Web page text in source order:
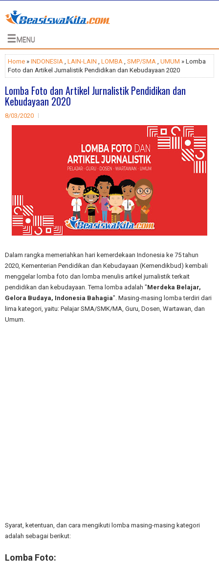
☰ MENU
Home » INDONESIA , LAIN-LAIN , LOMBA , SMP/SMA , UMUM » Lomba
Foto dan Artikel Jurnalistik Pendidikan dan Kebudayaan 2020
Lomba Foto dan Artikel Jurnalistik Pendidikan dan
Kebudayaan 2020
8/03/2020
Dalam rangka memeriahkan hari kemerdekaan Indonesia ke 75 tahun
2020, Kementerian Pendidikan dan Kebudayaan (Kemendikbud) kembali
menggelar lomba foto dan lomba menulis artikel jurnalistik terkait
pendidikan dan kebudayaan. Tema lomba adalah "Merdeka Belajar,
Gelora Budaya, Indonesia Bahagia". Masing-masing lomba terdiri dari
lima kategori, yaitu: Pelajar SMA/SMK/MA, Guru, Dosen, Wartawan, dan
Umum.
Syarat, ketentuan, dan cara mengikuti lomba masing-masing kategori
adalah sebagai berikut:
Lomba Foto: